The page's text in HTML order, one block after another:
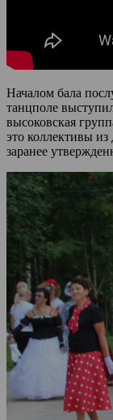
Началом бала
танцполе
высоковская
это коллективы
заранее